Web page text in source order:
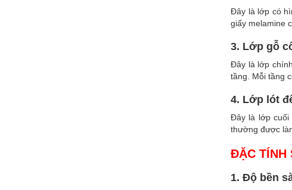
Đây là lớp có
giấy melamine
3. Lớp gỗ
Đây là lớp
tầng. Mỗi tầng
4. Lớp lót
Đây là lớp cuối
thường được
ĐẶC TÍNH
1. Độ bền